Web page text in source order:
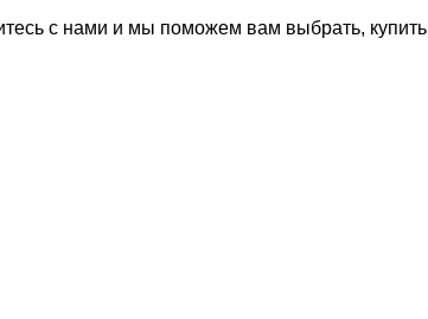
с нами и мы поможем вам выбрать, купить